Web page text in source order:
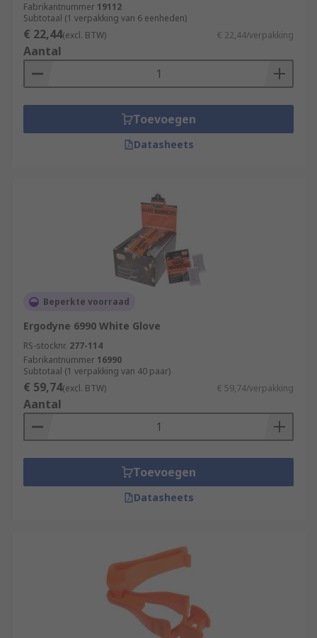
Fabrikantnummer 19112
Subtotaal (1 verpakking van 6 eenheden)
€ 22,44(excl. BTW) € 22,44/verpakking
Aantal
Toevoegen
Datasheets
Beperkte voorraad
Ergodyne 6990 White Glove
RS-stocknr. 277-114
Fabrikantnummer 16990
Subtotaal (1 verpakking van 40 paar)
€ 59,74(excl. BTW) € 59,74/verpakking
Aantal
Toevoegen
Datasheets